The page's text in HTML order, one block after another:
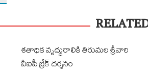
శతాధిక వృద్దురాలికి తిరుమల శ్రీవారి
వీఐపీ బ్రేక్ దర్శనం